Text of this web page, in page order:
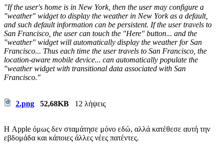
"If the user's home is in New York, then the user may configure a
"weather" widget to display the weather in New York as a default,
and such default information can be persistent. If the user travels to
San Francisco, the user can touch the "Here" button... and the
"weather" widget will automatically display the weather for San
Francisco... Thus each time the user travels to San Francisco, the
location-aware mobile device... can automatically populate the
"weather widget with transitional data associated with San
Francisco."
2.png 52,68KB 12 λήψεις
Η Apple όμως δεν σταμάτησε μόνο εδώ, αλλά κατέθεσε αυτή την
εβδομάδα και κάποιες άλλες νέες πατέντες.